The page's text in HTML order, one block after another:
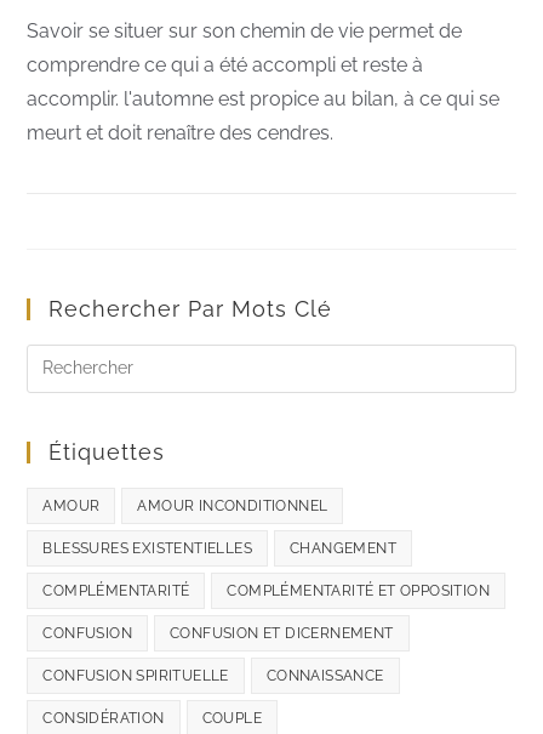
Savoir se situer sur son chemin de vie permet de
comprendre ce qui a été accompli et reste à
accomplir. l'automne est propice au bilan, à ce qui se
meurt et doit renaître des cendres.
Rechercher Par Mots Clé
Étiquettes
AMOUR AMOUR INCONDITIONNEL
BLESSURES EXISTENTIELLES CHANGEMENT
COMPLÉMENTARITÉ COMPLÉMENTARITÉ ET OPPOSITION
CONFUSION CONFUSION ET DICERNEMENT
CONFUSION SPIRITUELLE CONNAISSANCE
CONSIDÉRATION COUPLE